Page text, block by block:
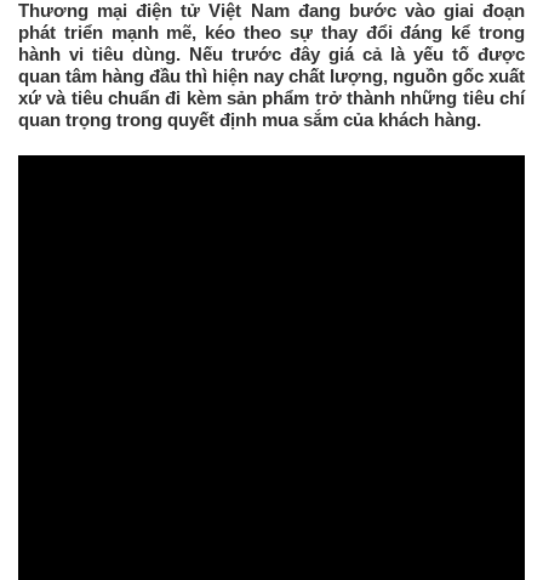
Thương mại điện tử Việt Nam đang bước vào giai đoạn
phát triển mạnh mẽ, kéo theo sự thay đổi đáng kể trong
hành vi tiêu dùng. Nếu trước đây giá cả là yếu tố được
quan tâm hàng đầu thì hiện nay chất lượng, nguồn gốc xuất
xứ và tiêu chuẩn đi kèm sản phẩm trở thành những tiêu chí
quan trọng trong quyết định mua sắm của khách hàng.